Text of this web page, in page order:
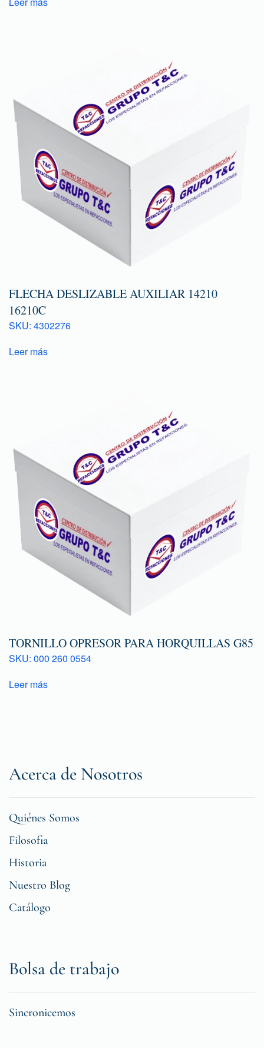
FLECHA DESLIZABLE AUXILIAR 14210
16210C
SKU: 4302276
Leer más
TORNILLO OPRESOR PARA HORQUILLAS G85
SKU: 000 260 0554
Leer más
Acerca de Nosotros
Quiénes Somos
Filosofia
Historia
Nuestro Blog
Catálogo
Bolsa de trabajo
Sincronicemos